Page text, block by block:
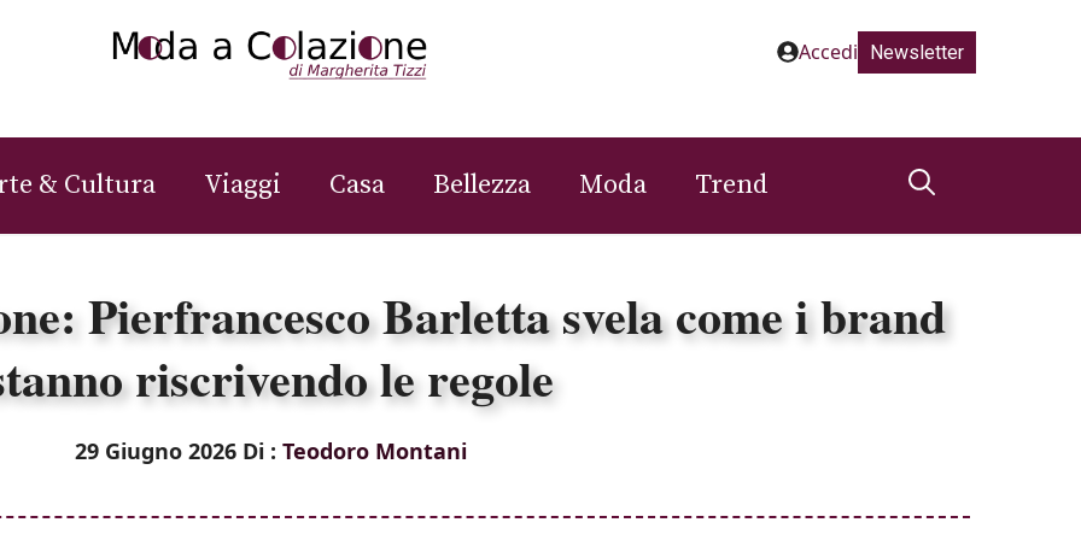
Accedi Newsletter
& Cultura Viaggi Casa Bellezza Moda Trend
Pierfrancesco Barletta svela come i brand
riscrivendo le regole
29 Giugno 2026 Di : Teodoro Montani